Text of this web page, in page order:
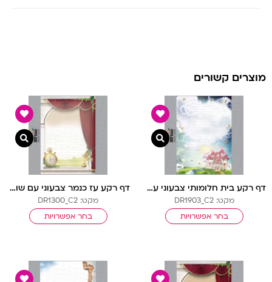
מוצרים קשורים
דף רקע בית חלומותי צבעוני עם שורות
מקט: DR1903_C2
בחר אפשרויות
דף רקע עז כנמר צבעוני עם שורות
מקט: DR1300_C2
בחר אפשרויות